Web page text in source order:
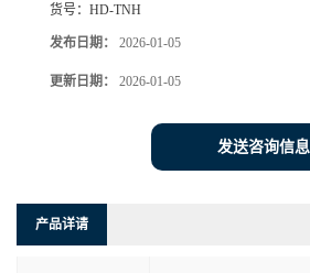
货号： HD-TNH
发布日期： 2026-01-05
更新日期： 2026-01-05
发送咨询信息
产品详请